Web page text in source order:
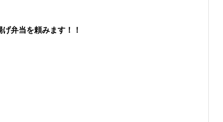
弁当を頼みます！！